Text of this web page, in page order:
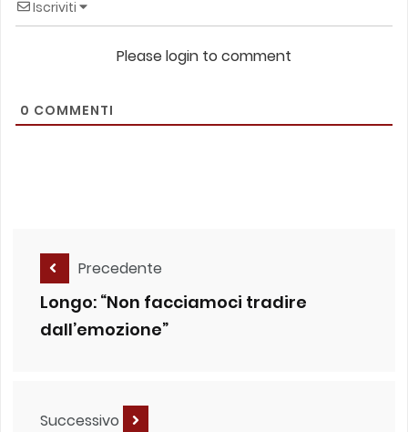
Iscriviti
Please login to comment
0 COMMENTI
Precedente
Longo: “Non facciamoci tradire
dall’emozione”
Successivo